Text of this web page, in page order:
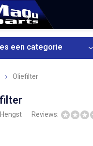
een categorie
Oliefilter
Hengst Reviews: